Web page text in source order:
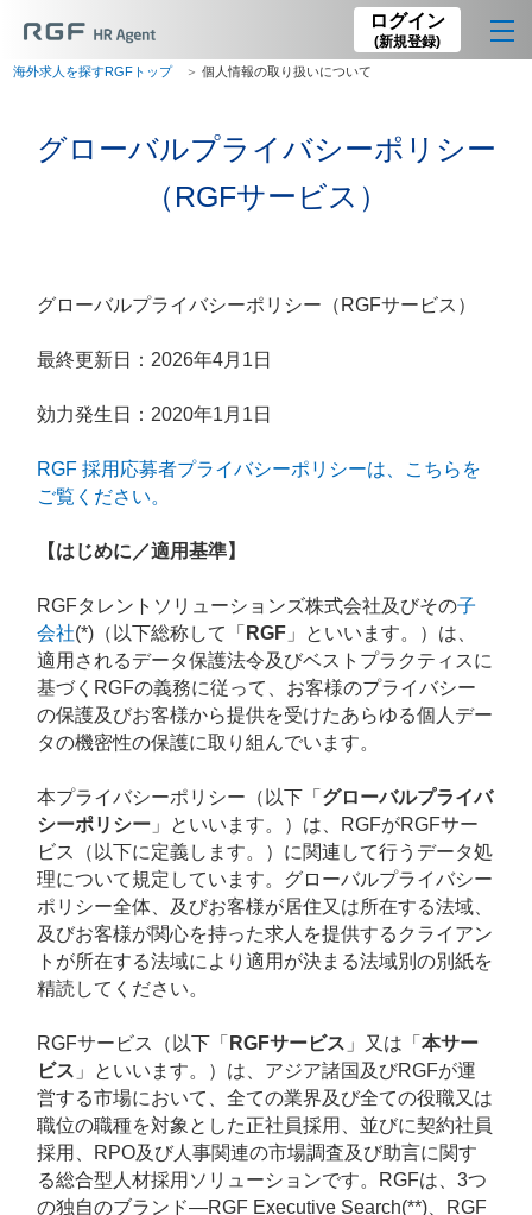
ログイン
(新規登録)
海外求人を探すRGFトップ 個人情報の取り扱いについて
グローバルプライバシーポリシー
（RGFサービス）
グローバルプライバシーポリシー（RGFサービス）
最終更新日：2026年4月1日
効力発生日：2020年1月1日
RGF 採用応募者プライバシーポリシーは、こちらを
ご覧ください。
【はじめに／適用基準】
RGFタレントソリューションズ株式会社及びその子
会社(*)（以下総称して「 RGF 」といいます。）は、
適用されるデータ保護法令及びベストプラクティスに
基づくRGFの義務に従って、お客様のプライバシー
の保護及びお客様から提供を受けたあらゆる個人デー
タの機密性の保護に取り組んでいます。
本プライバシーポリシー（以下「 グローバルプライバ
シーポリシー 」といいます。）は、RGFがRGFサー
ビス（以下に定義します。）に関連して行うデータ処
理について規定しています。グローバルプライバシー
ポリシー全体、及びお客様が居住又は所在する法域、
及びお客様が関心を持った求人を提供するクライアン
トが所在する法域により適用が決まる法域別の別紙を
精読してください。
RGFサービス（以下「 RGFサービス 」又は「本サー
ビス 」といいます。）は、アジア諸国及びRGFが運
営する市場において、全ての業界及び全ての役職又は
職位の職種を対象とした正社員採用、並びに契約社員
採用、RPO及び人事関連の市場調査及び助言に関す
る総合型人材採用ソリューションです。RGFは、3つ
の独自のブランド―RGF Executive Search(**)、RGF